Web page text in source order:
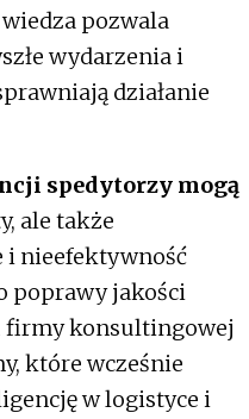
wiedza pozwala
wydarzenia i
działanie
spedytorzy mogą
ale także
nieefektywność
poprawy jakości
firmy konsultingowej
które wcześnie
w logistyce i